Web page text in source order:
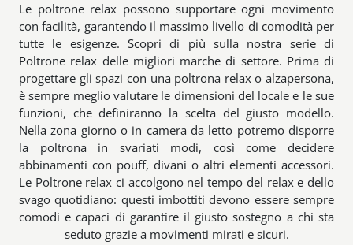
Le poltrone relax possono supportare ogni movimento
con facilità, garantendo il massimo livello di comodità per
tutte le esigenze. Scopri di più sulla nostra serie di
Poltrone relax delle migliori marche di settore. Prima di
progettare gli spazi con una poltrona relax o alzapersona,
è sempre meglio valutare le dimensioni del locale e le sue
funzioni, che definiranno la scelta del giusto modello.
Nella zona giorno o in camera da letto potremo disporre
la poltrona in svariati modi, così come decidere
abbinamenti con pouff, divani o altri elementi accessori.
Le Poltrone relax ci accolgono nel tempo del relax e dello
svago quotidiano: questi imbottiti devono essere sempre
comodi e capaci di garantire il giusto sostegno a chi sta
seduto grazie a movimenti mirati e sicuri.